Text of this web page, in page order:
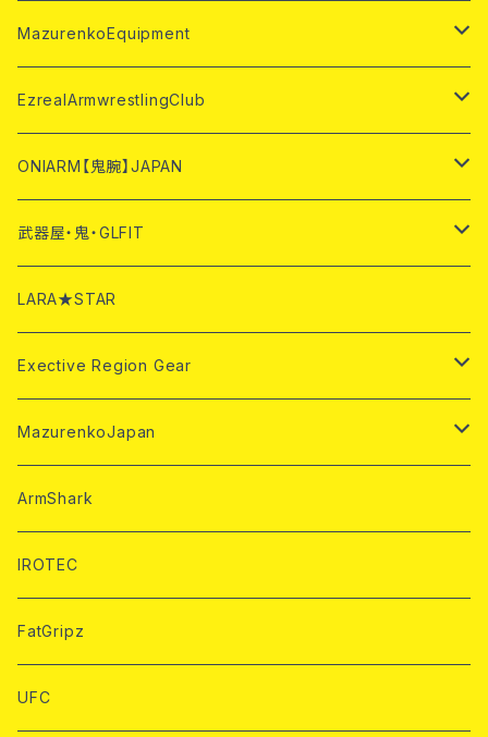
MazurenkoEquipment
テーブル・マシン
ハンドル・ベルト
Mazurenkoハンドル
Mazurenkoベルト
PALアパレル
HeavyArmブランド
EzrealArmwrestlingClub
テーブル・マシン
EACハンドル
EACストラップ
ONIARM【鬼腕】JAPAN
ONIARMハンドル
ONIARMアパレル
武器屋・鬼・GLFIT
IPF公認ギア
IPF公認Tシャツ
ONIトレーニング用品
ONIラック
LARA★STAR
Exective Region Gear
パワーベルト
アクセサリー
MazurenkoJapan
アームレスリング用品
トレーニング用品
アームレスリングTシャツ
ArmShark
IROTEC
FatGripz
UFC